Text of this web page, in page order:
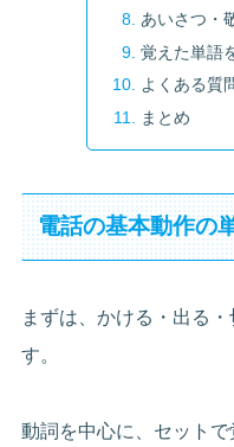
あいさつ・
覚えた単語
よくある質
まとめ
電話の基本動作の
まずは、かける・出る
す。
動詞を中心に、セットで